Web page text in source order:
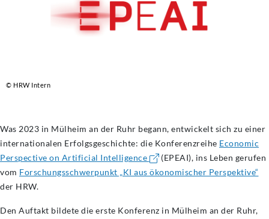
© HRW Intern
Was 2023 in Mülheim an der Ruhr begann, entwickelt sich zu einer
internationalen Erfolgsgeschichte: die Konferenzreihe Economic
Perspective on Artificial Intelligence
(EPEAI), ins Leben gerufen
vom Forschungsschwerpunkt „KI aus ökonomischer Perspektive“
der HRW.
Den Auftakt bildete die erste Konferenz in Mülheim an der Ruhr,